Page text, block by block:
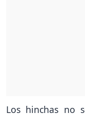
Los hinchas no